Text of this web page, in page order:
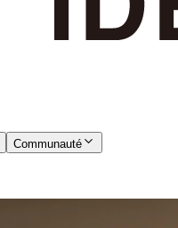
Communauté